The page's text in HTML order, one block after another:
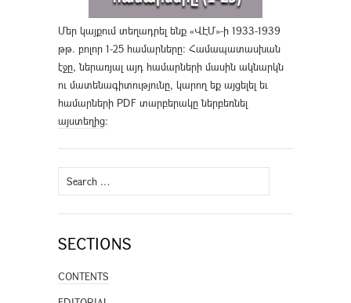
Մեր կայքում տեղադրել ենք «ՎԷՄ»-ի 1933-1939
թթ. բոլոր 1-25 համարները։ Համապատասխան
էջը, ներառյալ այդ համարների մասին ակնարկն
ու մատենագիտությունը, կարող եք այցելել եւ
համարների PDF տարբերակը ներբեռնել
այստեղից։
Search
for:
SECTIONS
CONTENTS